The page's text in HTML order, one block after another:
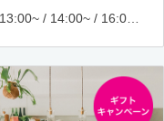
木・金・土・日・祝日開催 10:30~ / 13:00~ / 14:00~ / 16:00~ / 17:00~/ 18:30~/ 19:30~